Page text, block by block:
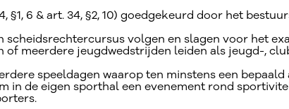
6 & art. 34, §2, 10) goedgekeurd door het
scheidsrechtercursus volgen en slagen voor het
of meerdere jeugdwedstrijden leiden als jeugd-,
speeldagen waarop ten minstens een
in de eigen sporthal een evenement rond